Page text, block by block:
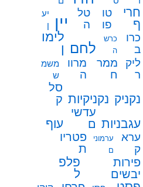
חרי
ף
טו
פו
טל
ה
יין
יע
ן
כרו
ב
כרש
ה
לחם
לימו
ן
ליק
ר
ממר
ח
מרוו
ה
משמ
ש
נקניק נקניקיות
סל
ק
עגבניות
עדשי
ם
עוף
ערא
ק
ערמוני
ם
פטריו
ת
פירות
יבשים
פלפ
ל